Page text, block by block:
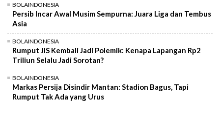
BOLAINDONESIA
Persib Incar Awal Musim Sempurna: Juara Liga dan Tembus
Asia
BOLAINDONESIA
Rumput JIS Kembali Jadi Polemik: Kenapa Lapangan Rp2
Triliun Selalu Jadi Sorotan?
BOLAINDONESIA
Markas Persija Disindir Mantan: Stadion Bagus, Tapi
Rumput Tak Ada yang Urus